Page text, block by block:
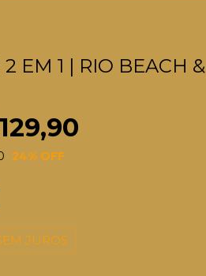
EM 1 | RIO BEACH &
24% OFF
JUROS